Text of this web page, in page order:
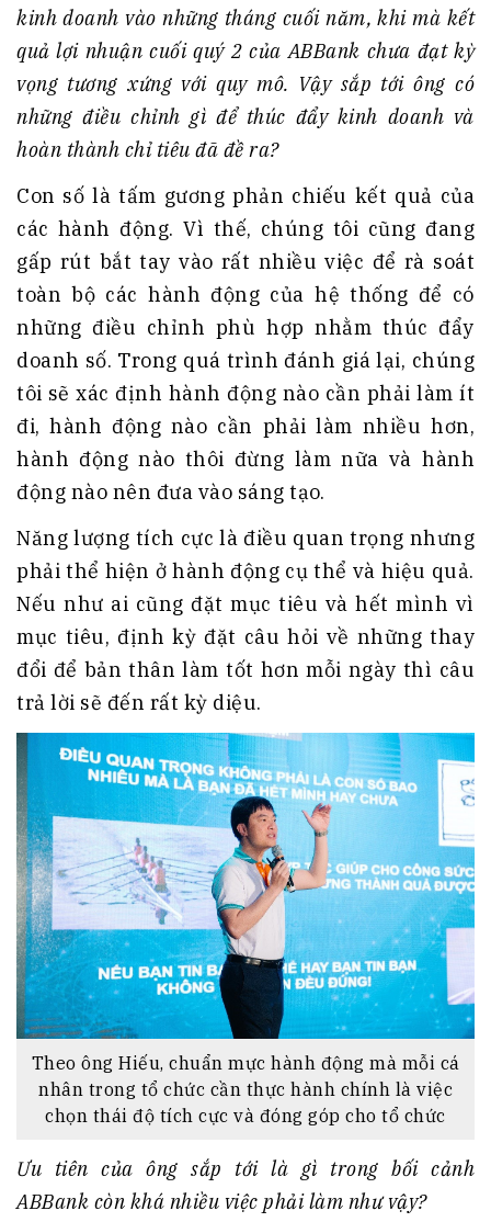
kinh doanh vào những tháng cuối năm, khi mà kết
quả lợi nhuận cuối quý 2 của ABBank chưa đạt kỳ
vọng tương xứng với quy mô. Vậy sắp tới ông có
những điều chỉnh gì để thúc đẩy kinh doanh và
hoàn thành chỉ tiêu đã đề ra?
Con số là tấm gương phản chiếu kết quả của
các hành động. Vì thế, chúng tôi cũng đang
gấp rút bắt tay vào rất nhiều việc để rà soát
toàn bộ các hành động của hệ thống để có
những điều chỉnh phù hợp nhằm thúc đẩy
doanh số. Trong quá trình đánh giá lại, chúng
tôi sẽ xác định hành động nào cần phải làm ít
đi, hành động nào cần phải làm nhiều hơn,
hành động nào thôi đừng làm nữa và hành
động nào nên đưa vào sáng tạo.
Năng lượng tích cực là điều quan trọng nhưng
phải thể hiện ở hành động cụ thể và hiệu quả.
Nếu như ai cũng đặt mục tiêu và hết mình vì
mục tiêu, định kỳ đặt câu hỏi về những thay
đổi để bản thân làm tốt hơn mỗi ngày thì câu
trả lời sẽ đến rất kỳ diệu.
Theo ông Hiếu, chuẩn mực hành động mà mỗi cá
nhân trong tổ chức cần thực hành chính là việc
chọn thái độ tích cực và đóng góp cho tổ chức
Ưu tiên của ông sắp tới là gì trong bối cảnh
ABBank còn khá nhiều việc phải làm như vậy?